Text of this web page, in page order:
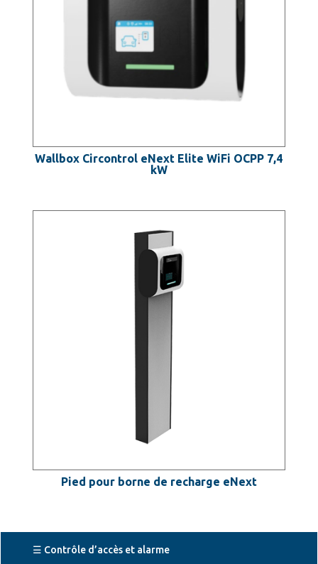
Wallbox Circontrol eNext Elite WiFi OCPP 7,4
kW
Pied pour borne de recharge eNext
☰ Contrôle d’accès et alarme